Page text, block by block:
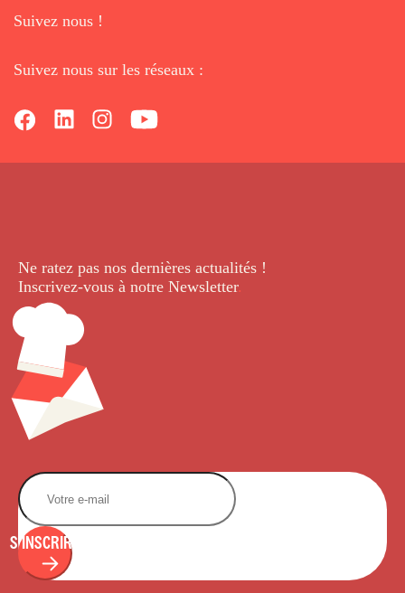
Suivez nous !
Suivez nous sur les réseaux :
Ne ratez pas nos dernières actualités !
Inscrivez-vous à notre Newsletter.
S'INSCRIRE